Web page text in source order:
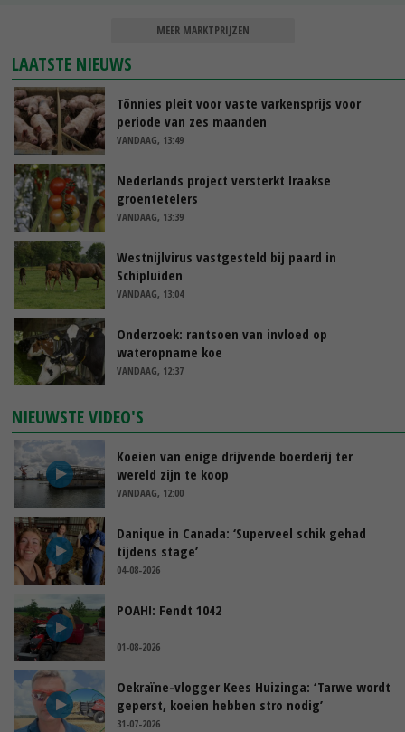
MEER MARKTPRIJZEN
LAATSTE NIEUWS
Tönnies pleit voor vaste varkensprijs voor
periode van zes maanden
VANDAAG, 13:49
Nederlands project versterkt Iraakse
groentetelers
VANDAAG, 13:39
Westnijlvirus vastgesteld bij paard in
Schipluiden
VANDAAG, 13:04
Onderzoek: rantsoen van invloed op
wateropname koe
VANDAAG, 12:37
NIEUWSTE VIDEO'S
Koeien van enige drijvende boerderij ter
wereld zijn te koop
VANDAAG, 12:00
Danique in Canada: ‘Superveel schik gehad
tijdens stage’
04-08-2026
POAH!: Fendt 1042
01-08-2026
Oekraïne-vlogger Kees Huizinga: ‘Tarwe wordt
geperst, koeien hebben stro nodig’
31-07-2026